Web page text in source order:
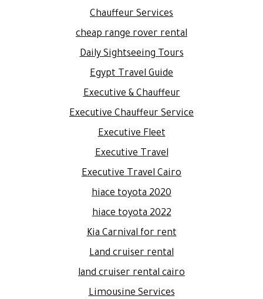
Chauffeur Services
cheap range rover rental
Daily Sightseeing Tours
Egypt Travel Guide
Executive & Chauffeur
Executive Chauffeur Service
Executive Fleet
Executive Travel
Executive Travel Cairo
hiace toyota 2020
hiace toyota 2022
Kia Carnival for rent
Land cruiser rental
land cruiser rental cairo
Limousine Services